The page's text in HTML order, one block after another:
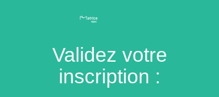
Validez votre
inscription :